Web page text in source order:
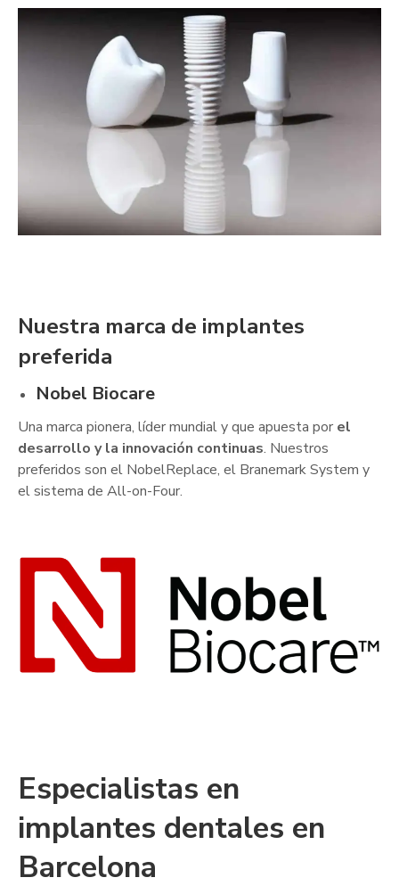
Nuestra marca de implantes
preferida
Nobel Biocare
Una marca pionera, líder mundial y que apuesta por el
desarrollo y la innovación continuas. Nuestros
preferidos son el NobelReplace, el Branemark System y
el sistema de All-on-Four.
Especialistas en
implantes dentales en
Barcelona